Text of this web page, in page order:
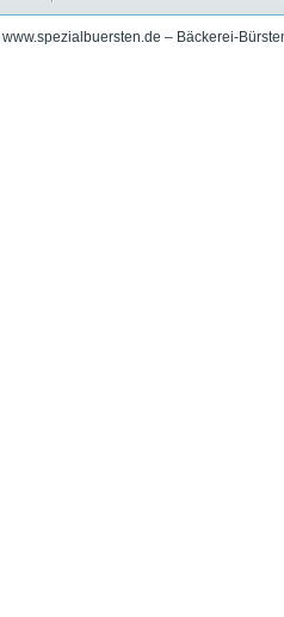
www.spezialbuersten.de – Bäckerei-